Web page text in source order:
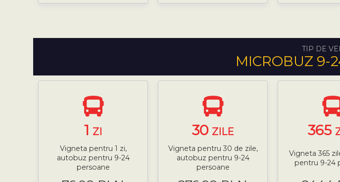
TIP DE
MICROBUZ 9-
1 ZI
Vigneta pentru 1 zi,
autobuz pentru 9-24
persoane
30 ZILE
Vigneta pentru 30 de zile,
autobuz pentru 9-24
persoane
365
Vigneta 365
pentru 9-24